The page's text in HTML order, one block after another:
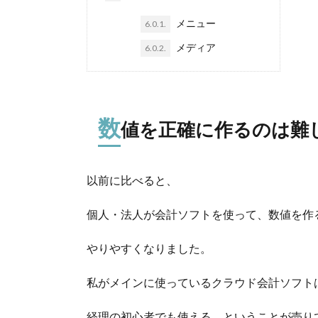
6.0.1. メニュー
6.0.2. メディア
数値を正確に作るのは難
以前に比べると、
個人・法人が会計ソフトを使って、数値を作
やりやすくなりました。
私がメインに使っているクラウド会計ソフト